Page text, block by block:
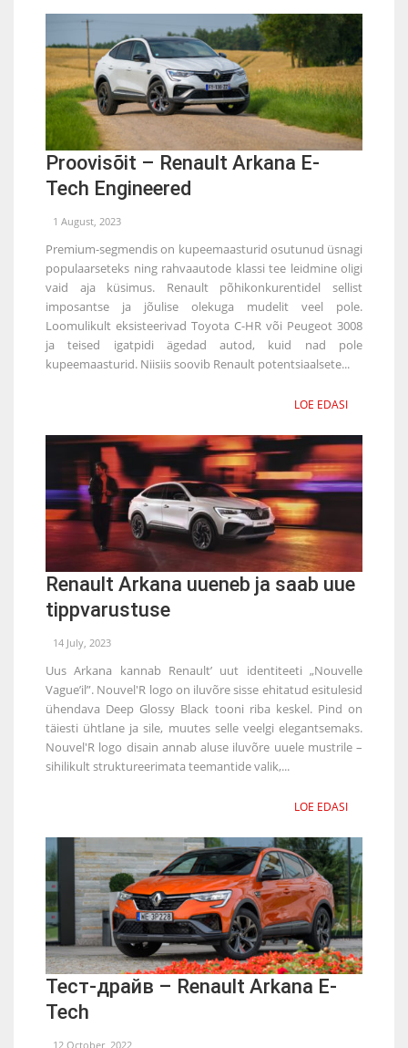
Proovisõit – Renault Arkana E-
Tech Engineered
1 August, 2023
Premium-segmendis on kupeemaasturid osutunud üsnagi
populaarseteks ning rahvaautode klassi tee leidmine oligi
vaid aja küsimus. Renault põhikonkurentidel sellist
imposantse ja jõulise olekuga mudelit veel pole.
Loomulikult eksisteerivad Toyota C-HR või Peugeot 3008
ja teised igatpidi ägedad autod, kuid nad pole
kupeemaasturid. Niisiis soovib Renault potentsiaalsete...
LOE EDASI
Renault Arkana uueneb ja saab uue
tippvarustuse
14 July, 2023
Uus Arkana kannab Renault’ uut identiteeti „Nouvelle
Vague’il”. Nouvel'R logo on iluvõre sisse ehitatud esitulesid
ühendava Deep Glossy Black tooni riba keskel. Pind on
täiesti ühtlane ja sile, muutes selle veelgi elegantsemaks.
Nouvel'R logo disain annab aluse iluvõre uuele mustrile –
sihilikult struktureerimata teemantide valik,...
LOE EDASI
Тест-драйв – Renault Arkana E-
Tech
12 October, 2022